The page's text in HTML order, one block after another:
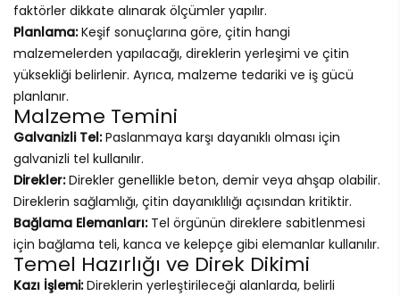
faktörler dikkate alınarak ölçümler yapılır.
Planlama:Keşif sonuçlarına göre, çitin hangi
malzemelerden yapılacağı, direklerin yerleşimi ve çitin
yüksekliği belirlenir. Ayrıca, malzeme tedariki ve iş gücü
planlanır.
Malzeme Temini
Galvanizli Tel:Paslanmaya karşı dayanıklı olması için
galvanizli tel kullanılır.
Direkler:Direkler genellikle beton, demir veya ahşap olabilir.
Direklerin sağlamlığı, çitin dayanıklılığı açısından kritiktir.
Bağlama Elemanları:Tel örgünün direklere sabitlenmesi
için bağlama teli, kanca ve kelepçe gibi elemanlar kullanılır.
Temel Hazırlığı ve Direk Dikimi
Kazı İşlemi:Direklerin yerleştirileceği alanlarda, belirli